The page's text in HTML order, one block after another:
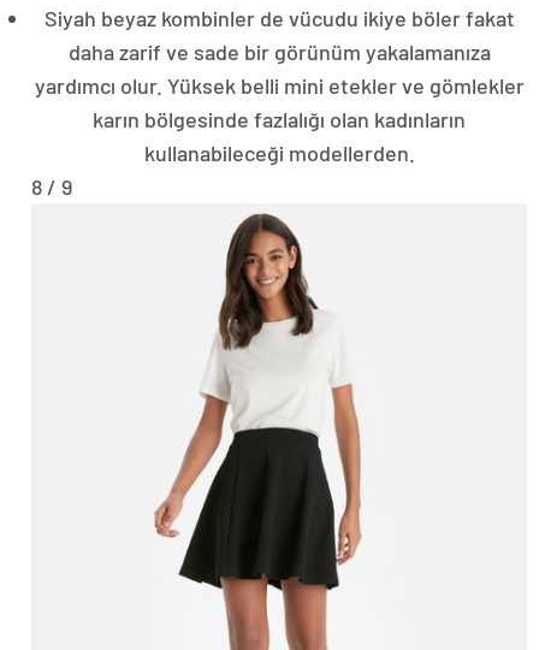
Siyah beyaz kombinler de vücudu ikiye böler fakat
daha zarif ve sade bir görünüm yakalamanıza
yardımcı olur. Yüksek belli mini etekler ve gömlekler
karın bölgesinde fazlalığı olan kadınların
kullanabileceği modellerden.
8 / 9